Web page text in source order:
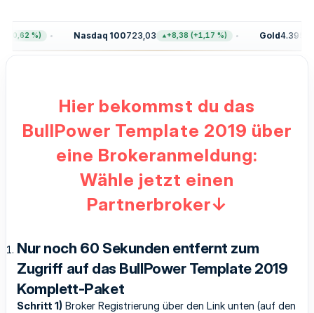
%) Nasdaq 100723,03 +8,38 (+1,17 %) Gold4.395,90
Hier bekommst du das
BullPower Template 2019 über
eine Brokeranmeldung:
Wähle jetzt einen
Partnerbroker↓
Nur noch 60 Sekunden entfernt zum
Zugriff auf das BullPower Template 2019
Komplett-Paket
Schritt 1) Broker Registrierung über den Link unten (auf den